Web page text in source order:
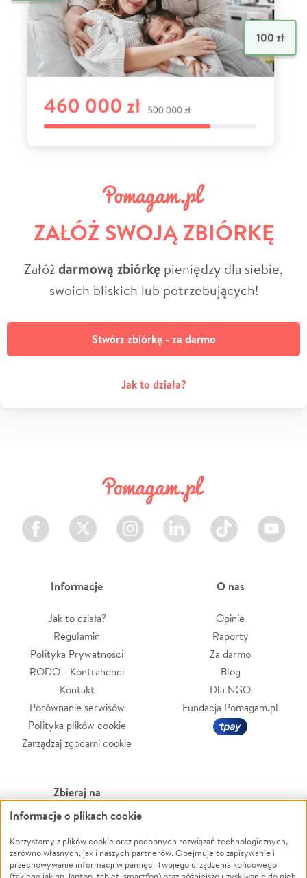
ZAŁÓŻ SWOJĄ ZBIÓRKĘ
Załóżdarmową zbiórkę pieniędzy dla siebie,
swoich bliskich lub potrzebujących!
Stwórz zbiórkę - za darmo
Jak to działa?
Facebook Twitter Instagram LinkedIn TikTok Youtube
Informacje
Jak to działa?
Regulamin
Polityka Prywatności
RODO - Kontrahenci
Kontakt
Porównanie serwisów
Polityka plików cookie
Zarządzaj zgodami cookie
O nas
Opinie
Raporty
Za darmo
Blog
Dla NGO
Fundacja Pomagam.pl
Zbieraj na
Leczenie
Zwierzęta
Pożar
Powódź
Wichura
Informacje o plikach cookie
Korzystamy z plików cookie oraz podobnych rozwiązań technologicznych,
zarówno własnych, jak i naszych partnerów. Obejmuje to zapisywanie i
przechowywanie informacji w pamięci Twojego urządzenia końcowego